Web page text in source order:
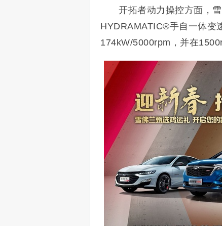
开拓者动力操控方面，
HYDRAMATIC®手自一体变
174kW/5000rpm，并在